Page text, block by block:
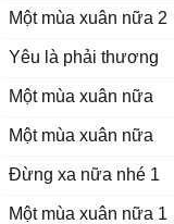
Một mùa xuân nữa 2
Yêu là phải thương
Một mùa xuân nữa
Một mùa xuân nữa
Đừng xa nữa nhé 1
Một mùa xuân nữa 1